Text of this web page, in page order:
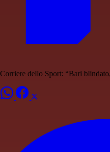
Corriere dello Sport: “Bari